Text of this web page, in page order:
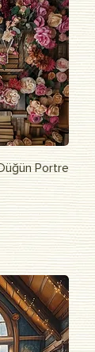
Portre